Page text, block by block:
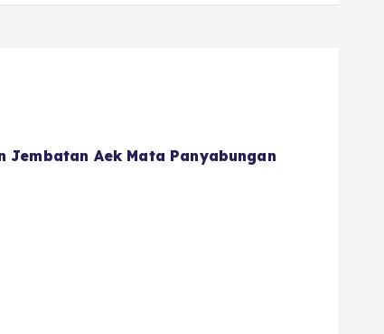
Jembatan Aek Mata Panyabungan